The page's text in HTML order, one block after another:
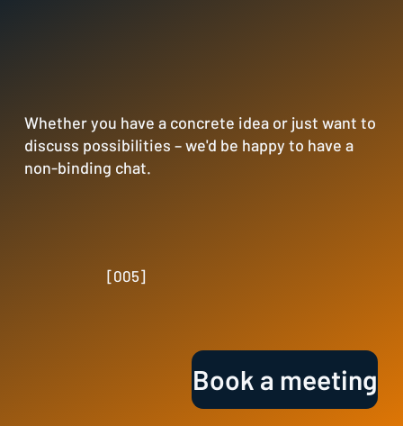
[005]
Whether you have a concrete idea or just want to
discuss possibilities – we'd be happy to have a
non-binding chat.
Book a meeting